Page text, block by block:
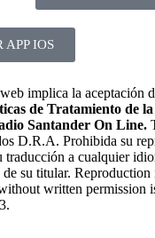
APP IOS
implica la aceptación
de Tratamiento de la
Santander On Line.
D.R.A. Prohibida su
traducción a cualquier
de su titular.
written permission